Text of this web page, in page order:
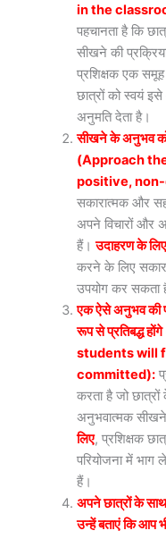
in the
पहचानता है कि
सीखने की
प्रशिक्षक एक
छात्रों को स्वयं
अनुमति देता है।
सीखने के अनुभव
(Approach
positive,
सकारात्मक और
अपने विचारों और
हैं।उदाहरण के
करने के लिए
उपयोग कर सकता
एक ऐसे अनुभव की
रूप से प्रतिबद्ध
students will
committed):
करता है जो
अनुभवात्मक सीखने
लिए, प्रशिक्षक
परियोजना में
हैं।
अपने छात्रों के
उन्हें बताएं कि